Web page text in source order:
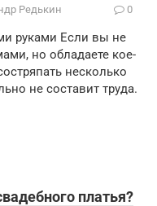
Редькин 0
руками Если вы не
но обладаете кое-
несколько
не составит труда.
платья?